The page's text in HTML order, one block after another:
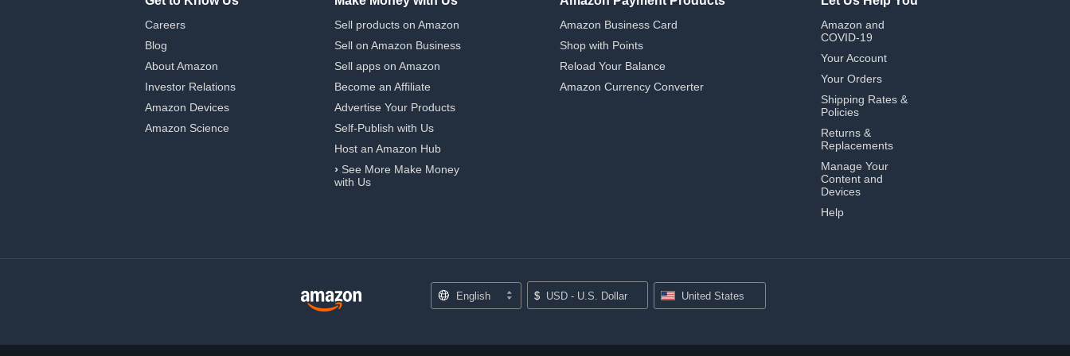
Careers
Blog
About Amazon
Investor Relations
Amazon Devices
Amazon Science
Sell products on Amazon
Sell on Amazon Business
Sell apps on Amazon
Become an Affiliate
Advertise Your Products
Self-Publish with Us
Host an Amazon Hub
› See More Make Money
with Us
Amazon Business Card
Shop with Points
Reload Your Balance
Amazon Currency Converter
Amazon and
COVID-19
Your Account
Your Orders
Shipping Rates &
Policies
Returns &
Replacements
Manage Your
Content and
Devices
Help
English $ USD - U.S. Dollar United States